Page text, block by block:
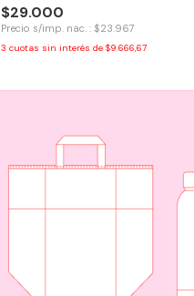
$29.000
Precio s/imp. nac. : $23.967
3 cuotas sin interés de $9.666,67